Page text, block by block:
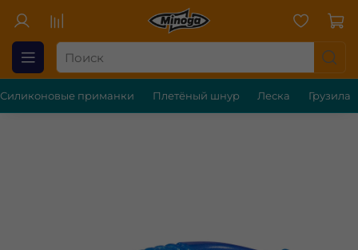
Силиконовые приманки Плетёный шнур Леска Грузила